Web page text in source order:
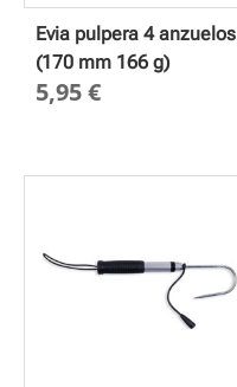
Evia pulpera 4 anzuelos
(170 mm 166 g)
5,95€